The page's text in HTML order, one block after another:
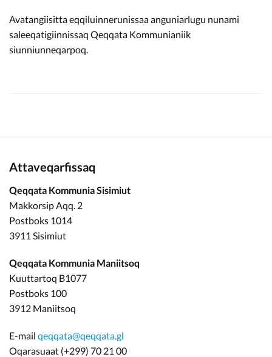
Avatangiisitta eqqiluinnerunissaa anguniarlugu nunami
saleeqatigiinnissaq Qeqqata Kommunianiik
siunniunneqarpoq.
Attaveqarfissaq
Qeqqata Kommunia Sisimiut
Makkorsip Aqq. 2
Postboks 1014
3911 Sisimiut
Qeqqata Kommunia Maniitsoq
Kuuttartoq B1077
Postboks 100
3912 Maniitsoq
E-mail qeqqata@qeqqata.gl
Oqarasuaat (+299) 70 21 00